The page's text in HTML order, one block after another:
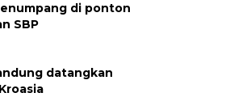
di ponton
SBP
datangkan